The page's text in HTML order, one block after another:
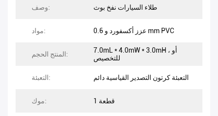
وصف: طلاء السيارات نفخ بوث
مواد: عزز أكسفورد و 0.6 mm PVC
المنتج الحجم:
7.0mL * 4.0mW * 3.0mH ، أو
للتخصيص
التعبئة: التعبئة كرتون التصدير القياسية دائم
موك: 1 قطعة